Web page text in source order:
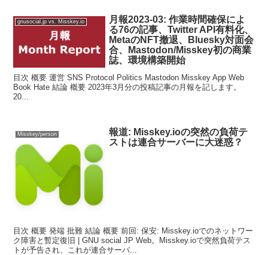
gnusocial.jp vs. Misskey.io
月報2023-03: 作業時間確保によ
る76の記事、Twitter API有料化、
MetaのNFT撤退、Bluesky対面会
合、Mastodon/Misskey初の商業
誌、環境構築開始
目次 概要 運営 SNS Protocol Politics Mastodon Misskey App Web
Book Hate 結論 概要 2023年3月分の投稿記事の月報を記します。
20...
Misskey/person
報道: Misskey.ioの突然の負荷テ
ストは連合サーバーに大迷惑？
目次 概要 発端 批難 結論 概要 前回: 保安: Misskey.ioでのネットワー
ク障害と暫定復旧 | GNU social JP Web。Misskey.ioで突然負荷テス
トが予告され、これが連合サーバ...